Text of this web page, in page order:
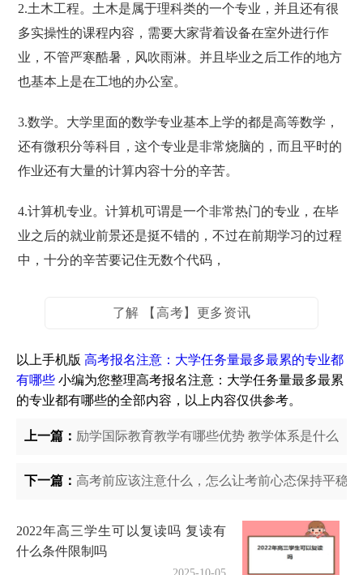
2.土木工程。土木是属于理科类的一个专业，并且还有很
多实操性的课程内容，需要大家背着设备在室外进行作
业，不管严寒酷暑，风吹雨淋。并且毕业之后工作的地方
也基本上是在工地的办公室。
3.数学。大学里面的数学专业基本上学的都是高等数学，
还有微积分等科目，这个专业是非常烧脑的，而且平时的
作业还有大量的计算内容十分的辛苦。
4.计算机专业。计算机可谓是一个非常热门的专业，在毕
业之后的就业前景还是挺不错的，不过在前期学习的过程
中，十分的辛苦要记住无数个代码，
了解 【高考】更多资讯
以上手机版 高考报名注意：大学任务量最多最累的专业都
有哪些 小编为您整理高考报名注意：大学任务量最多最累
的专业都有哪些的全部内容，以上内容仅供参考。
上一篇： 励学国际教育教学有哪些优势 教学体系是什么
下一篇： 高考前应该注意什么，怎么让考前心态保持平稳
2022年高三学生可以复读吗 复读有
什么条件限制吗